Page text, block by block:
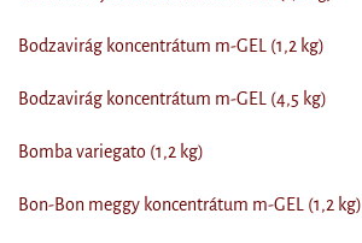
Bodzavirág koncentrátum m-GEL (1,2 kg)
Bodzavirág koncentrátum m-GEL (4,5 kg)
Bomba variegato (1,2 kg)
Bon-Bon meggy koncentrátum m-GEL (1,2 kg)